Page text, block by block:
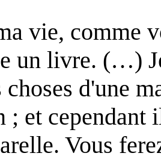
vie, comme
un livre. (…)
d'une
; et cependant
Vous